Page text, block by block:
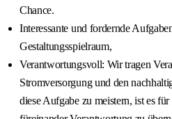
Chance.
Interessante und fordernde
Gestaltungsspielraum,
Verantwortungsvoll: Wir tragen
Stromversorgung und den
diese Aufgabe zu meistern, ist es